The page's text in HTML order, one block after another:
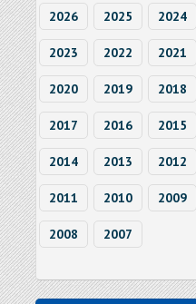
2026
2025 2024
2023 2022 2021
2020 2019 2018
2017 2016 2015
2014 2013 2012
2011 2010 2009
2008 2007